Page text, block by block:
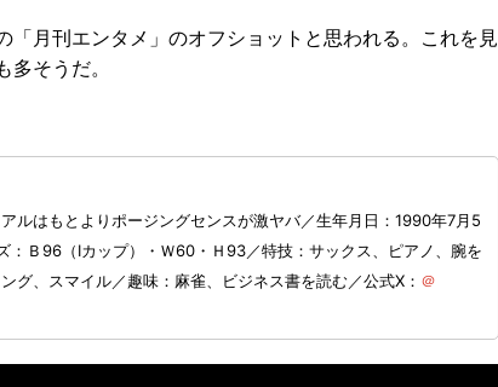
月刊エンタメ」のオフショットと思われる。これを見
そうだ。
ルはもとよりポージングセンスが激ヤバ／生年月日：1990年7月5
：Ｂ96（Iカップ）・Ｗ60・Ｈ93／​特技：サックス、ピアノ、腕を
グ、スマイル／趣味：麻雀、ビジネス書を読む／公式X： ＠